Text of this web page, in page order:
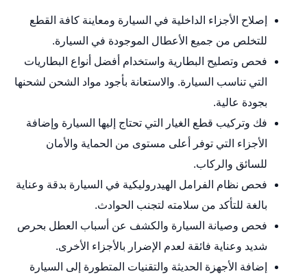
إصلاح الأجزاء الداخلية في السيارة ومعاينة كافة القطع
للتخلص من جميع الأعطال الموجودة في السيارة.
فحص وتصليح البطارية واستخدام أفضل أنواع البطاريات
التي تناسب السيارة. والاستعانة بأجود مواد الشحن لشحنها
بجودة عالية.
فك وتركيب قطع الغيار التي تحتاج إليها السيارة وإضافة
الأجزاء التي توفر أعلى مستوى من الحماية والأمان
للسائق والركاب.
فحص نظام الفرامل الهيدروليكية في السيارة بدقة وعناية
بالغة للتأكد من سلامته لتجنب الحوادث.
فحص وصيانة السيارة والكشف عن أسباب العطل بحرص
شديد وعناية فائقة لعدم الإضرار بالأجزاء الأخرى.
إضافة الأجهزة الحديثة والتقنيات المتطورة إلى السيارة